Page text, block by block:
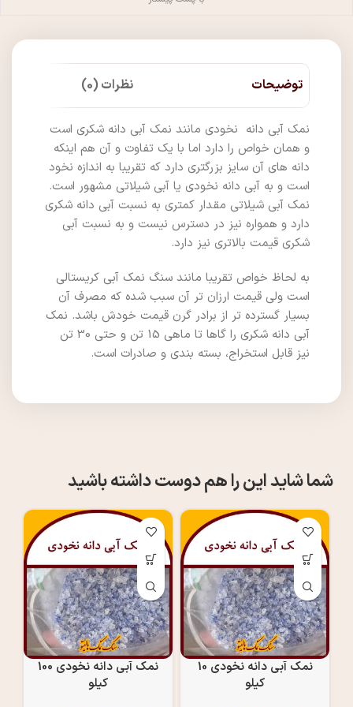
توضیحات نظرات (0)
نمک آبی دانه نخودی مانند نمک آبی دانه شکری است
و همان خواص را دارد اما با یک تفاوت و آن هم اینکه
دانه های آن سایز بزرگتری دارد که تقریبا به اندازه نخود
است و به آبی دانه نخودی یا آبی شیلاتی مشهور است.
نمک آبی شیلاتی مقدار کمتری به نسبت آبی دانه شکری
دارد و همواره نیز در دسترس نیست و به نسبت آبی
شکری قیمت بالاتری نیز دارد.
به لحاظ خواص تقریبا مانند سنگ نمک آبی کریستالی
است ولی قیمت ارزان تر آن سبب شده که مصرف آن
بسیار گسترده تر از برادر گرن قیمت خودش باشد. نمک
آبی دانه شکری را گاها تا ماهی 15 تن و حتی 30 تن
نیز قابل استخراج، بسته بندی و صادرات است.
شما شاید این را هم دوست داشته باشید
نمک آبی دانه نخودی 10
کیلو
نمک آبی دانه نخودی 100
کیلو